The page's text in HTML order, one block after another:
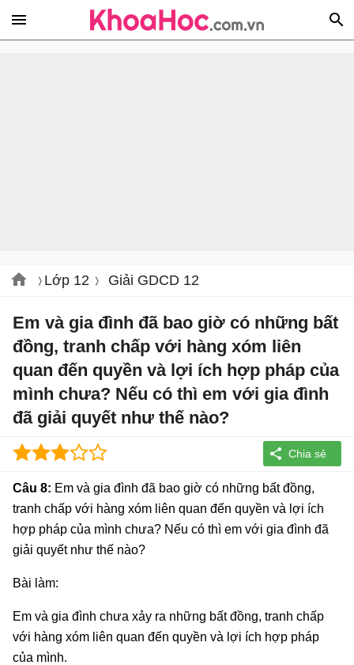
Lớp 12 Giải GDCD 12
Em và gia đình đã bao giờ có những bất
đồng, tranh chấp với hàng xóm liên
quan đến quyền và lợi ích hợp pháp của
mình chưa? Nếu có thì em với gia đình
đã giải quyết như thế nào?
Câu 8: Em và gia đình đã bao giờ có những bất đồng,
tranh chấp với hàng xóm liên quan đến quyền và lợi ích
hợp pháp của mình chưa? Nếu có thì em với gia đình đã
giải quyết như thế nào?
Bài làm:
Em và gia đình chưa xảy ra những bất đồng, tranh chấp
với hàng xóm liên quan đến quyền và lợi ích hợp pháp
của mình.